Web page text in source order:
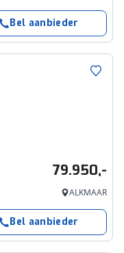
Bel aanbieder
79.950,-
ALKMAAR
Bel aanbieder